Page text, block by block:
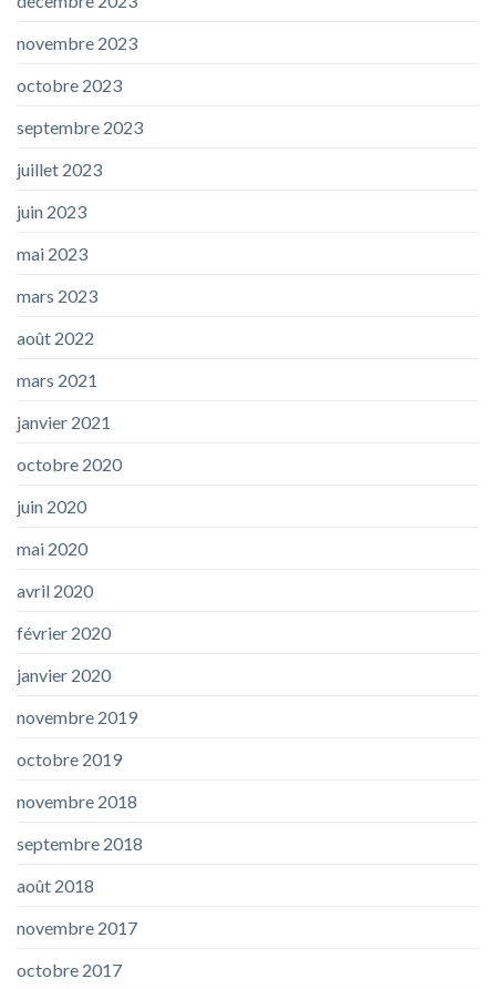
novembre 2023
octobre 2023
septembre 2023
juillet 2023
juin 2023
mai 2023
mars 2023
août 2022
mars 2021
janvier 2021
octobre 2020
juin 2020
mai 2020
avril 2020
février 2020
janvier 2020
novembre 2019
octobre 2019
novembre 2018
septembre 2018
août 2018
novembre 2017
octobre 2017